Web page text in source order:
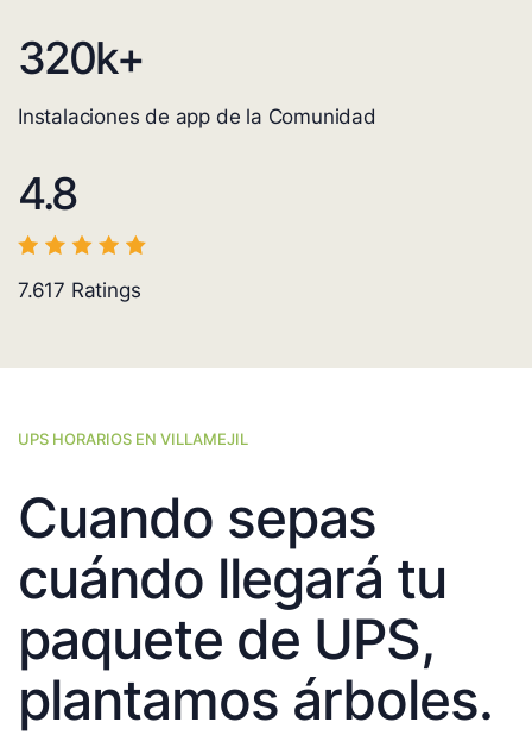
320k+
Instalaciones de app de la Comunidad
4.8
7.617 Ratings
UPS HORARIOS EN VILLAMEJIL
Cuando sepas
cuándo llegará tu
paquete de UPS,
plantamos árboles.